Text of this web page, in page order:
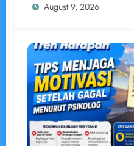
August 9, 2026